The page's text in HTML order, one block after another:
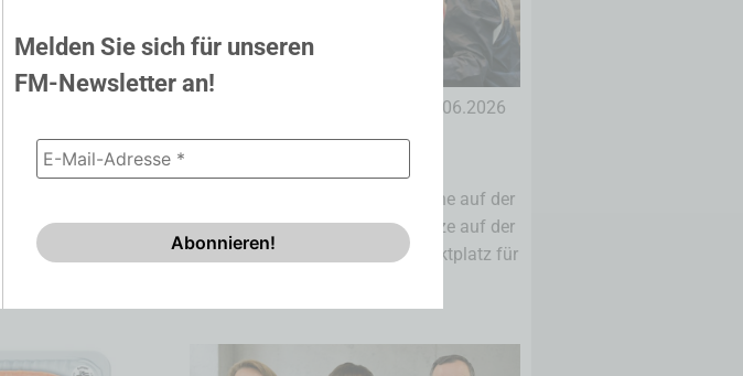
von Ernährungs-
Alois Rainer:
von deutschem
18.06.2026
Die SÜFFA vereint, was
Fachmesse für die Fleischbranche auf der
Zielgerade: letzte Aussteller-Plätze auf der
SÜFFA in Stuttgart, Metzger-Marktplatz für
Melden Sie sich für unseren
FM-Newsletter an!